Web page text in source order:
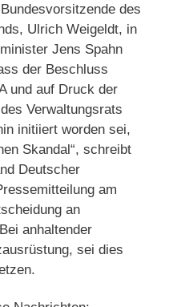
des
Ulrich Weigeldt, in
Jens Spahn
der Beschluss
und auf Druck der
Verwaltungsrats
initiiert worden sei,
Skandal“, schreibt
Deutscher
am
an
anhaltender
sei dies